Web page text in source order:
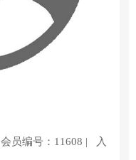
会员编号：11608 |
入